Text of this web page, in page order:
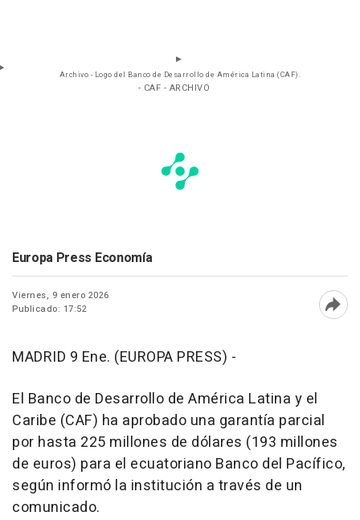
Archivo - Logo del Banco de Desarrollo de América Latina (CAF).
- CAF - ARCHIVO
Europa Press Economía
Viernes, 9 enero 2026
Publicado: 17:52
MADRID 9 Ene. (EUROPA PRESS) -
El Banco de Desarrollo de América Latina y el
Caribe (CAF) ha aprobado una garantía parcial
por hasta 225 millones de dólares (193 millones
de euros) para el ecuatoriano Banco del Pacífico,
según informó la institución a través de un
comunicado.